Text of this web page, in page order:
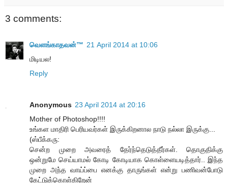
3 comments:
வெளங்காதவன்™ 21 April 2014 at 10:06
மிடியல!
Reply
Anonymous 23 April 2014 at 20:16
Mother of Photoshop!!!!
உங்கள மாதிரி பெரியவர்கள் இருக்கிறனால நாடு நல்லா இருக்கு...
(ஸ்பீக்கரு:
சென்ற முறை அவரைத் தேர்ந்தெடுத்தீர்கள். தொகுதிக்கு
ஒன்றுமே செய்யாமல் கோடி கோடியாக கொள்ளையடித்தார்.. இந்த
முறை அந்த வாய்ப்பை எனக்கு தாருங்கள் என்று பணிவன்போடு
கேட்டுக்கொள்கிறேன்